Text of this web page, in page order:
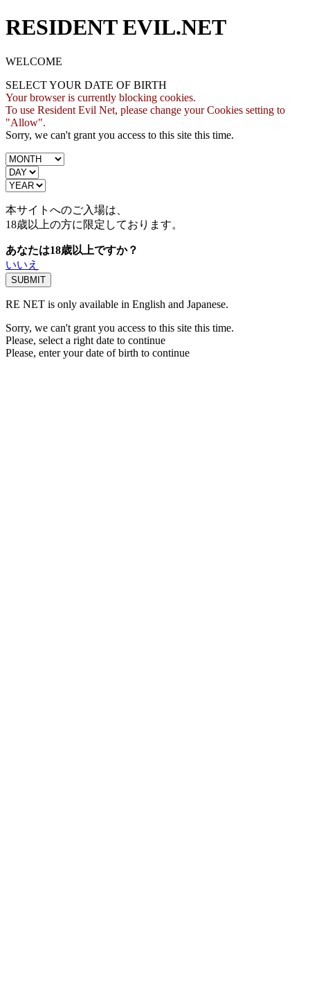
RESIDENT EVIL.NET
WELCOME
SELECT YOUR DATE OF BIRTH
Your browser is currently blocking cookies.
To use Resident Evil Net, please change your Cookies setting to
"Allow".
Sorry, we can't grant you access to this site this time.
本サイトへのご入場は、
18歳以上の方に限定しております。
あなたは18歳以上ですか？
いいえ
RE NET is only available in English and Japanese.
Sorry, we can't grant you access to this site this time.
Please, select a right date to continue
Please, enter your date of birth to continue